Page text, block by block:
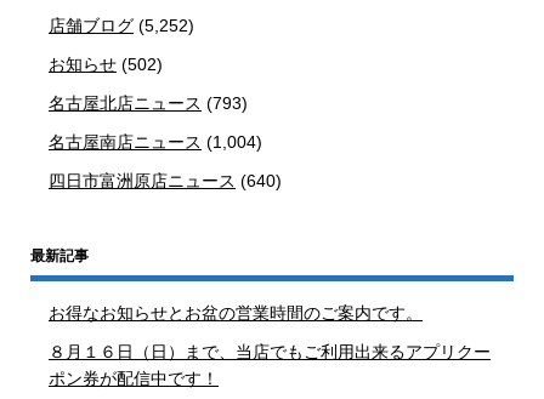
店舗ブログ (5,252)
お知らせ (502)
名古屋北店ニュース (793)
名古屋南店ニュース (1,004)
四日市富洲原店ニュース (640)
最新記事
お得なお知らせとお盆の営業時間のご案内です。
８月１６日（日）まで、当店でもご利用出来るアプリクー
ポン券が配信中です！